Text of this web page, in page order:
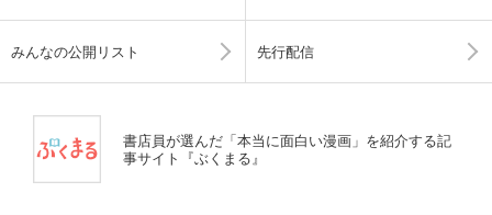
みんなの公開リスト 先行配信
書店員が選んだ「本当に面白い漫画」を紹介する記
事サイト『ぶくまる』